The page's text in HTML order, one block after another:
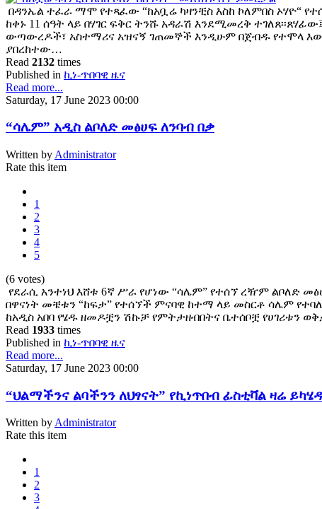
በዳንኤል ተፈራ ማሞ የተጻፈው “ከአቧሬ ካዛንቺስ እስከ ኮለምበስ ኦሃዮ“
ከቀኑ 11 ሰዓት ላይ በሃገር ፍቅር ትንሹ አዳራሽ እንደሚመረቅ
ውጣውረዶች፣ አስተማሪና አዝናኝ ገጠመኞች እንዲሁም በጀብዱ የተሞላ
ያበረከተው…
Read 2132 times
Published in ኪነ-ጥበባዊ ዜና
Read more...
Saturday, 17 June 2023 00:00
“ሳሌም” አዲስ ልቦለድ መፅሀፍ ለንባብ በቃ
Written by Administrator
Rate this item
1
2
3
4
5
(6 votes)
የደራሲ አንተነህ እሸቱ 6ኛ ሥራ የሆነው “ሳሌም” የተሰኘ ረዥም ልቦለድ
በዋናነት መቼቱን “ከፍታ” የተሰኘች ምናባዊ ከተማ ላይ መስርቶ ሳሌም
ከአዲስ አበባ የሄዱ ዘመዶቿን ሽኩቻ የምትታዘብበትና ቤተሰቦቿ የሀገሪቱን
Read 1933 times
Published in ኪነ-ጥበባዊ ዜና
Read more...
Saturday, 17 June 2023 00:00
“ህልማችንና ልባችንን ለህፃናት” የኪነጥበብ ፊስቲቫል ዛሬ
Written byAdministrator
Rate this item
1
2
3